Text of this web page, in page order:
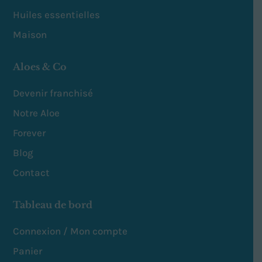
Huiles essentielles
Maison
Aloes & Co
Devenir franchisé
Notre Aloe
Forever
Blog
Contact
Tableau de bord
Connexion / Mon compte
Panier